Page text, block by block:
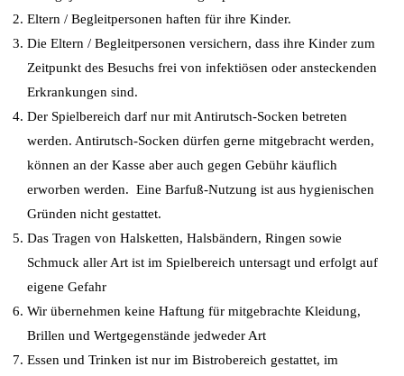
Eltern / Begleitpersonen haften für ihre Kinder.
Die Eltern / Begleitpersonen versichern, dass ihre Kinder zum
Zeitpunkt des Besuchs frei von infektiösen oder ansteckenden
Erkrankungen sind.
Der Spielbereich darf nur mit Antirutsch-Socken betreten
werden. Antirutsch-Socken dürfen gerne mitgebracht werden,
können an der Kasse aber auch gegen Gebühr käuflich
erworben werden. Eine Barfuß-Nutzung ist aus hygienischen
Gründen nicht gestattet.
Das Tragen von Halsketten, Halsbändern, Ringen sowie
Schmuck aller Art ist im Spielbereich untersagt und erfolgt auf
eigene Gefahr
Wir übernehmen keine Haftung für mitgebrachte Kleidung,
Brillen und Wertgegenstände jedweder Art
Essen und Trinken ist nur im Bistrobereich gestattet, im